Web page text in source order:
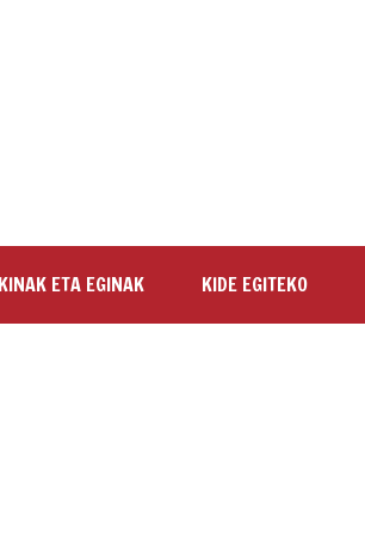
ETA EGINAK KIDE EGITEKO